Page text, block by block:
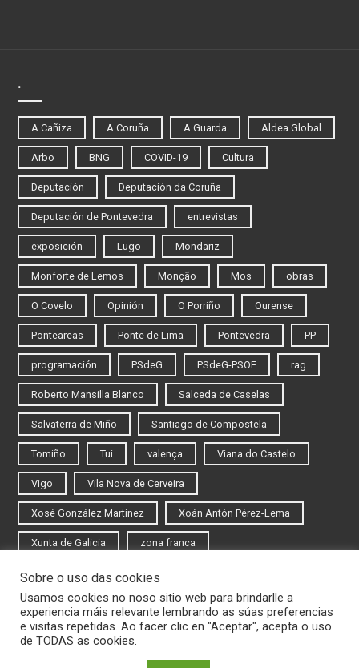
.
A Cañiza A Coruña A Guarda Aldea Global
Arbo BNG COVID-19 Cultura
Deputación Deputación da Coruña
Deputación de Pontevedra entrevistas
exposición Lugo Mondariz
Monforte de Lemos Monção Mos obras
O Covelo Opinión O Porriño Ourense
Ponteareas Ponte de Lima Pontevedra PP
programación PSdeG PSdeG-PSOE rag
Roberto Mansilla Blanco Salceda de Caselas
Salvaterra de Miño Santiago de Compostela
Tomiño Tui valença Viana do Castelo
Vigo Vila Nova de Cerveira
Xosé González Martínez Xoán Antón Pérez-Lema
Xunta de Galicia zona franca
Iniciar sesión
Rexistrarse
Sobre o uso das cookies
Usamos cookies no noso sitio web para brindarlle a
experiencia máis relevante lembrando as súas preferencias
e visitas repetidas. Ao facer clic en "Aceptar", acepta o uso
de TODAS as cookies.